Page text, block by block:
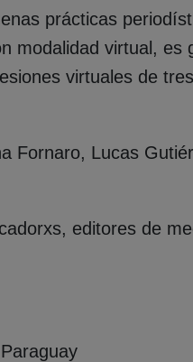
prácticas
modalidad virtual, es
virtuales de
Fornaro, Lucas
editores de